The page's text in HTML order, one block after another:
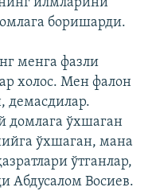
илмларини
боришарди.
менга фазли
холос. Мен фалон
демасдилар.
домлага ўхшаган
ўхшаган, мана
ўтганлар,
Абдусалом Восиев.